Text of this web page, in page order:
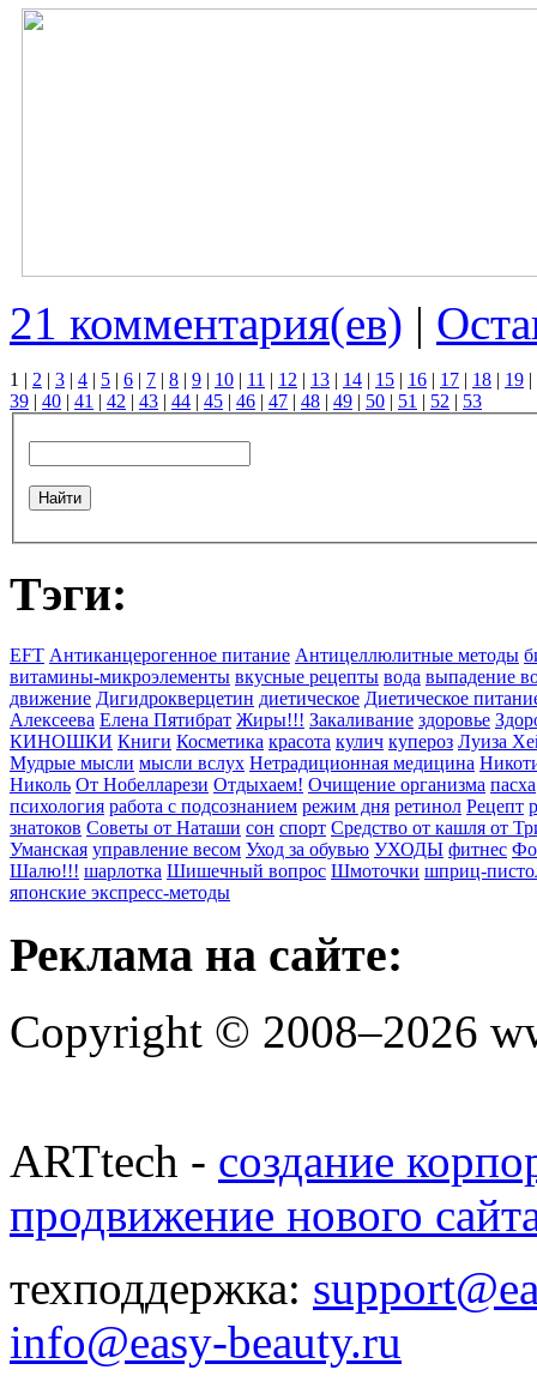
21 комментария(ев) |
1 | 2 | 3 | 4 | 5 | 6 | 7 | 8 | 9 | 10 | 11 | 12 | 13 | 14 | 15 | 16 | 17 | 18 | 19 |
39 | 40 | 41 | 42 | 43 | 44 | 45 | 46 | 47 | 48 | 49 | 50 | 51 | 52 | 53
Тэги:
EFT Антиканцерогенное питание Антицеллюлитные методы
витамины-микроэлементы вкусные рецепты вода выпадение
движение Дигидрокверцетин диетическое Диетическое
Алексеева Елена Пятибрат Жиры!!! Закаливание здоровье
КИНОШКИ Книги Косметика красота кулич купероз Луиза
Мудрые мысли мысли вслух Нетрадиционная медицина
Николь От Нобелларези Отдыхаем! Очищение организма пасха
психология работа с подсознанием режим дня ретинол Рецепт
знатоков Советы от Наташи сон спорт Средство от кашля от
Уманская управление весом Уход за обувью УХОДЫ фитнес
Шалю!!! шарлотка Шишечный вопрос Шмоточки шприц-
японские экспресс-методы
Реклама на сайте:
Copyright © 2008–2026
ARTtech - создание
продвижение нового
техподдержка:
info@easy-beauty.ru